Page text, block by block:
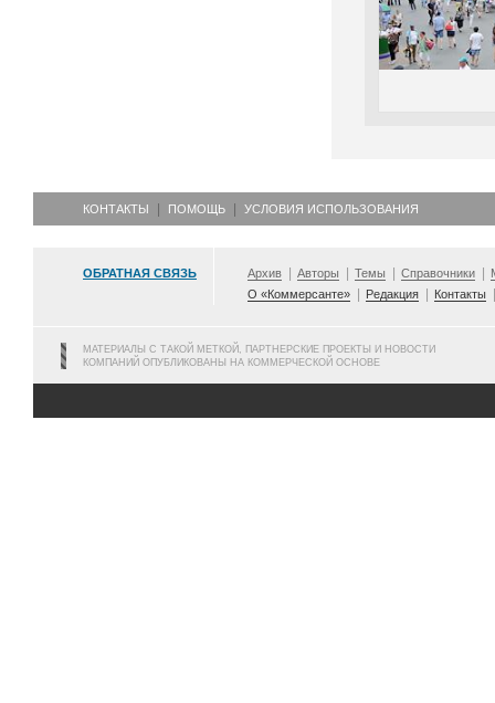
КОНТАКТЫ ПОМОЩЬ УСЛОВИЯ ИСПОЛЬЗОВАНИЯ
ОБРАТНАЯ СВЯЗЬ Архив Авторы Темы Справочники
О «Коммерсанте»
Редакция Контакты
МАТЕРИАЛЫ С ТАКОЙ МЕТКОЙ, ПАРТНЕРСКИЕ ПРОЕКТЫ И НОВОСТИ
КОМПАНИЙ ОПУБЛИКОВАНЫ НА КОММЕРЧЕСКОЙ ОСНОВЕ